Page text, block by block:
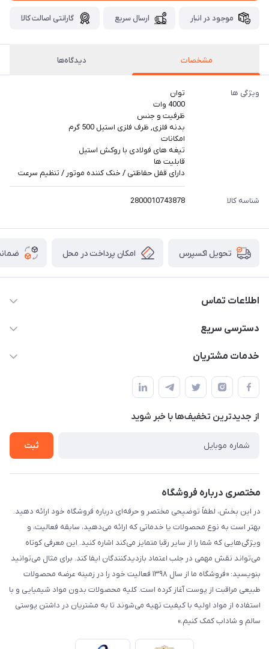
موجود در انبار ارسال سریع گارانتی اصالت کالا
مشخصات دیدگاه‌ها
ویژگی ها
توان
4000 وات
ظرفیت و جنس
بدنه فلزی, ظرف فلزی استیل 500 گرم
امکانات
تیغه های فولادی با روکش استیل
قابلیت ها
دارای قفل حفاظتی / خنک کننده موتور / تنظیم سرعت
شناسه کالا 2800010743878
تحویل اکسپرس امکان پرداخت در محل
اطلاعات تماس
۰۲۱۰۰۰۰۰۰۰۰
دسترسی سریع
حساب کاربری
لیست محصولات
درباره ما
خدمات مشتریان
قوانین و مقررات
حریم خصوصی
راهنما
از جدید‌ترین تخفیف‌ها با‌ خبر شوید
ثبت
مختصری درباره فروشگاه
در این بخش، لطفاً توضیحی مختصر و حرفه‌ای درباره فروشگاه خود ارائه دهید.
بهتر است به نوع محصولات یا خدماتی که ارائه می‌دهید، سابقه فعالیت، و
ویژگی‌هایی که شما را از سایر رقبا متمایز می‌کند اشاره کنید. این معرفی کوتاه
می‌تواند نقش مهمی در جلب اعتماد بازدیدکنندگان ایفا کند. برای مثال می‌توانید
بنویسید: «فروشگاه ما از سال ۱۳۹۸ فعالیت خود را در زمینه عرضه محصولات
طبیعی مراقبت از پوست آغاز کرده است. کلیه محصولات بدون مواد شیمیایی و با
استفاده از مواد اولیه با کیفیت تهیه می‌شوند تا به مشتریان در داشتن پوستی
سالم و شاداب کمک کنیم.»